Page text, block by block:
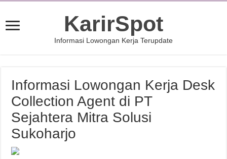
KarirSpot
Informasi Lowongan Kerja Terupdate
Informasi Lowongan Kerja Desk
Collection Agent di PT
Sejahtera Mitra Solusi
Sukoharjo